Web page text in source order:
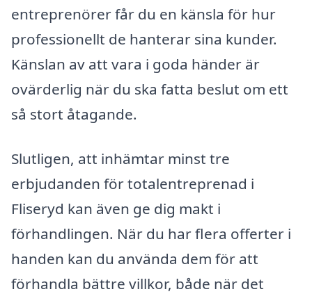
entreprenörer får du en känsla för hur
professionellt de hanterar sina kunder.
Känslan av att vara i goda händer är
ovärderlig när du ska fatta beslut om ett
så stort åtagande.
Slutligen, att inhämtar minst tre
erbjudanden för totalentreprenad i
Fliseryd kan även ge dig makt i
förhandlingen. När du har flera offerter i
handen kan du använda dem för att
förhandla bättre villkor, både när det